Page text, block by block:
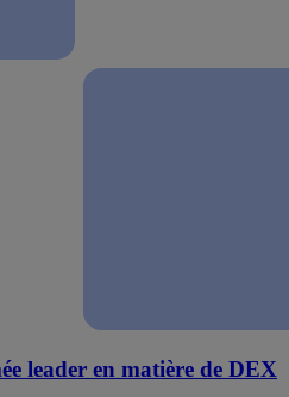
leader en matière de DEX